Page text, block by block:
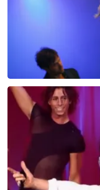
Ilse DeLange
274+
BEKIJKEN